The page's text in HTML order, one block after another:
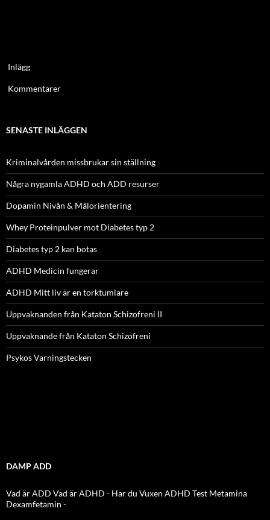
Inlägg
Kommentarer
SENASTE INLÄGGEN
Kriminalvården missbrukar sin ställning
Några nygamla ADHD och ADD resurser
Dopamin Nivån & Målorientering
Whey Proteinpulver mot Diabetes typ 2
Diabetes typ 2 kan botas
ADHD Medicin fungerar
ADHD Mitt liv är en torktumlare
Uppvaknanden från Kataton Schizofreni II
Uppvaknande från Kataton Schizofreni
Psykos Varningstecken
DAMP ADD
Vad är ADD Vad är ADHD - Har du Vuxen ADHD Test Metamina
Dexamfetamin -